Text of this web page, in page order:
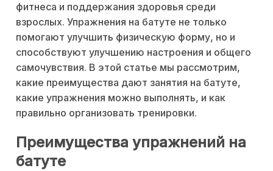
фитнеса и поддержания здоровья среди
взрослых. Упражнения на батуте не только
помогают улучшить физическую форму, но и
способствуют улучшению настроения и общего
самочувствия. В этой статье мы рассмотрим,
какие преимущества дают занятия на батуте,
какие упражнения можно выполнять, и как
правильно организовать тренировки.
Преимущества упражнений на
батуте